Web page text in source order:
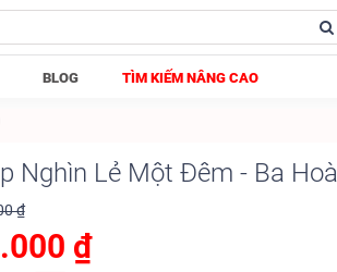
BLOG TÌM KIẾM NÂNG CAO
Nghìn Lẻ Một Đêm - Ba
₫
₫